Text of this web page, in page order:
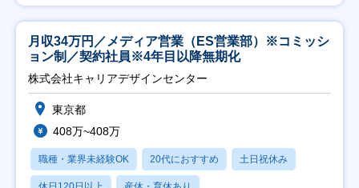
月収34万円／メディア営業（ES営業部）※コミッシ
ョン制／契約社員※4年目以降無期化
株式会社キャリアデザインセンター
東京都
408万~408万
職種・業界未経験OK 20代におすすめ 土日祝休み